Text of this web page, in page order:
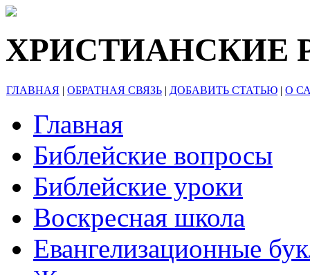
ХРИСТИАНСКИЕ
ГЛАВНАЯ | ОБРАТНАЯ СВЯЗЬ | ДОБАВИТЬ СТАТЬЮ | О
Главная
Библейские вопросы
Библейские уроки
Воскресная школа
Евангелизационные